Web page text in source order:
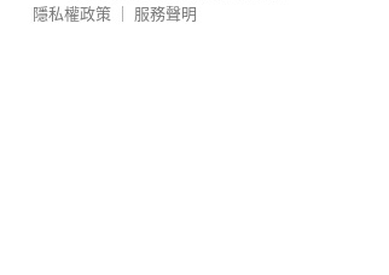
隱私權政策
服務聲明